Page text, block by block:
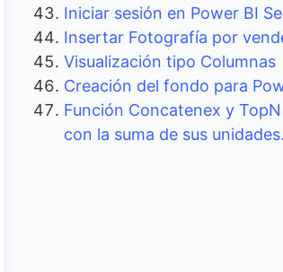
Iniciar sesión en Power BI
Insertar Fotografía por
Visualización tipo Columnas
Creación del fondo para
Función Concatenex y
con la suma de sus unidades.